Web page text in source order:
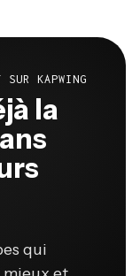
KAPWING
la
qui